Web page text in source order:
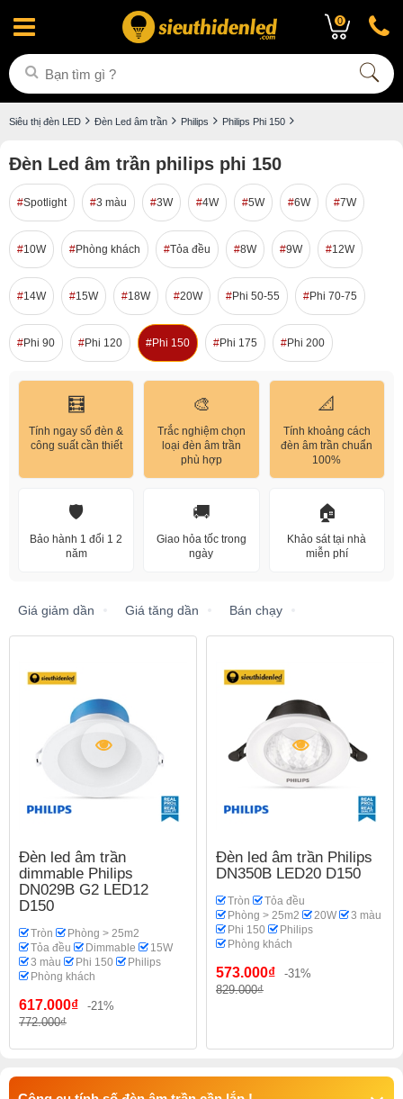
0
Siêu thị đèn LED Đèn Led âm trần Philips Philips Phi 150
Đèn Led âm trần philips phi 150
Spotlight 3 màu 3W 4W 5W 6W 7W
10W Phòng khách Tỏa đều 8W 9W 12W
14W 15W 18W 20W Phi 50-55 Phi 70-75
Phi 90 Phi 120 Phi 150 Phi 175 Phi 200
🧮
Tính ngay số đèn &
công suất cần thiết
🎨
Trắc nghiệm chọn
loại đèn âm trần
phù hợp
📐
Tính khoảng cách
đèn âm trần chuẩn
100%
🛡️
Bảo hành 1 đổi 1 2
năm
🚚
Giao hỏa tốc trong
ngày
🏠
Khảo sát tại nhà
miễn phí
Giá giảm dần Giá tăng dần Bán chạy
Đèn led âm trần
dimmable Philips
DN029B G2 LED12
D150
Tròn
Phòng > 25m2
Tỏa đều
Dimmable
15W
3 màu
Phi 150
Philips
Phòng khách
617.000₫
-21%
772.000₫
Đèn led âm trần Philips
DN350B LED20 D150
Tròn
Tỏa đều
Phòng > 25m2
20W
3 màu
Phi 150
Philips
Phòng khách
573.000₫
-31%
829.000₫